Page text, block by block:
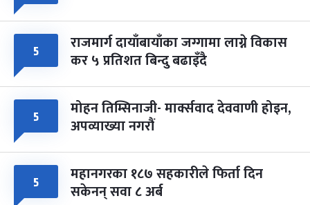
५ राजमार्ग दायाँबायाँका जग्गामा लाग्ने विकास
कर ५ प्रतिशत बिन्दु बढाइँदै
५ मोहन तिम्सिनाजी- मार्क्सवाद देववाणी होइन,
अपव्याख्या नगरौं
५ महानगरका १८७ सहकारीले फिर्ता दिन
सकेनन् सवा ८ अर्ब